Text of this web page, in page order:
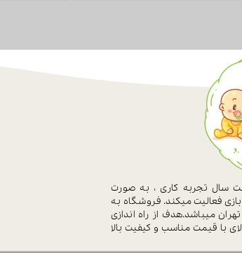
سال تجربه کاری ، به صورت
فعالیت میکند. فروشگاه به
میباشد.هدف از راه اندازی
با قیمت مناسب و کیفیت بالا